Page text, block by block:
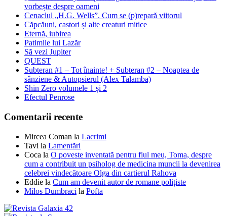
vorbește despre oameni
Cenaclul „H.G. Wells”. Cum se (p)repară viitorul
Căpcăuni, castori și alte creaturi mitice
Eternă, iubirea
Patimile lui Lazăr
Să vezi Jupiter
QUEST
Subteran #1 – Tot înainte! + Subteran #2 – Noaptea de
sânziene & Autopsierul (Alex Talamba)
Shin Zero volumele 1 și 2
Efectul Penrose
Comentarii recente
Mircea Coman la Lacrimi
Tavi la Lamentări
Coca la O poveste inventată pentru fiul meu, Toma, despre
cum a contribuit un psiholog de medicina muncii la devenirea
celebrei vindecătoare Olga din cartierul Rahova
Eddie la Cum am devenit autor de romane polițiste
Milos Dumbraci la Pofta